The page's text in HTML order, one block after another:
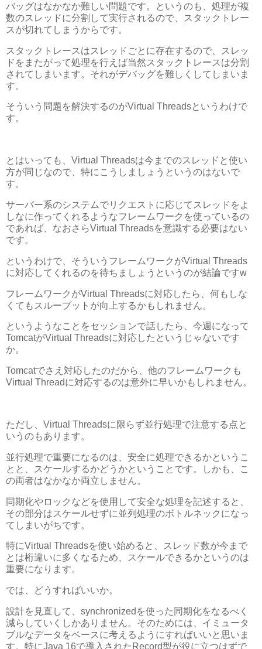
バッグはなかなか難しい問題です。というのも、処理が複
数のスレッドに分割して実行されるので、スタックトレー
スが切れてしまうからです。
スタックトレースはスレッドごとに存在するので、スレッ
ドをまたがって処理を行えば当然スタックトレースは分割
されてしまいます。それがデバッグを難しくしてしまいま
す。
そういう問題を解決するのがVirtual Threadsというわけで
す。
とはいっても、Virtual Threadsは今までのスレッドと使い
方が同じなので、特にこうしましょうというのはないで
す。
サーバー系のシステムでリクエストに応じてスレッドをよ
しなに作ってくれるようなフレームワークを使っているの
であれば、なおさらVirtual Threadsを意識する必要はない
です。
というわけで、そういうフレームワークがVirtual Threads
に対応してくれるのを待ちましょうというのが結論ですw
フレームワークがVirtual Threadsに対応したら、何もしな
くてもスループットが向上するかもしれません。
というようなことをセッションで話したら、今週になって
TomcatがVirtual Threadsに対応したというじゃないです
か。
Tomcatでさえ対応したのだから、他のフレームワークも
Virtual Threadに対応するのは意外に早いかもしれません。
ただし、Virtual Threadsに限らず並行処理で注意する点と
いうのもあります。
並行処理で重要になるのは、安全に処理できるかというこ
とと、スケールするかどうかということです。しかも、こ
の両者はなかなか両立しません。
同期化やロックなどを使用して安全な処理を記述すると、
その部分はスケールせずに並列処理のボトルネックになっ
てしまいがちです。
特にVirtual Threadsを使い始めると、スレッド数が今まで
とは桁違いに多くなるため、スケールできるかというのは
重要になります。
では、どうすればいいか。
設計を見直して、synchronizedを使った同期化をなるべく
減らしていくしかありません。そのためには、イミュータ
ブルなデータをベースに考えるようにすればいいと思いま
す。特にJava 16で導入されたRecord型が役に立つはずで